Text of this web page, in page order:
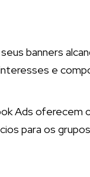
banners
e
Ads oferecem
para os